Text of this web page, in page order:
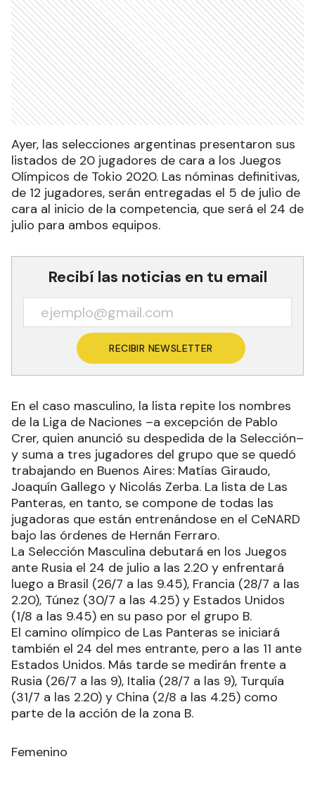
Ayer, las selecciones argentinas presentaron sus
listados de 20 jugadores de cara a los Juegos
Olímpicos de Tokio 2020. Las nóminas definitivas,
de 12 jugadores, serán entregadas el 5 de julio de
cara al inicio de la competencia, que será el 24 de
julio para ambos equipos.
Recibí las noticias en tu email
RECIBIR NEWSLETTER
En el caso masculino, la lista repite los nombres
de la Liga de Naciones –a excepción de Pablo
Crer, quien anunció su despedida de la Selección–
y suma a tres jugadores del grupo que se quedó
trabajando en Buenos Aires: Matías Giraudo,
Joaquín Gallego y Nicolás Zerba. La lista de Las
Panteras, en tanto, se compone de todas las
jugadoras que están entrenándose en el CeNARD
bajo las órdenes de Hernán Ferraro.
La Selección Masculina debutará en los Juegos
ante Rusia el 24 de julio a las 2.20 y enfrentará
luego a Brasil (26/7 a las 9.45), Francia (28/7 a las
2.20), Túnez (30/7 a las 4.25) y Estados Unidos
(1/8 a las 9.45) en su paso por el grupo B.
El camino olímpico de Las Panteras se iniciará
también el 24 del mes entrante, pero a las 11 ante
Estados Unidos. Más tarde se medirán frente a
Rusia (26/7 a las 9), Italia (28/7 a las 9), Turquía
(31/7 a las 2.20) y China (2/8 a las 4.25) como
parte de la acción de la zona B.
Femenino